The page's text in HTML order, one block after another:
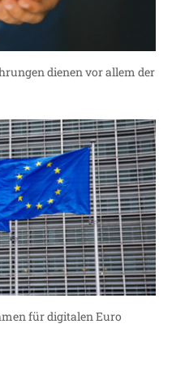
dienen vor allem der
für digitalen Euro